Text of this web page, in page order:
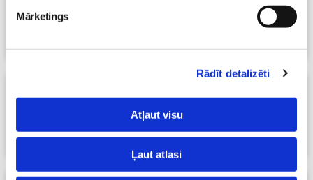
Mārketings
Rādīt detalizēti
Atļaut visu
Ļaut atlasi
Māmiņu klubs
17. Nov 2015, 12:56
Māmiņu klubs